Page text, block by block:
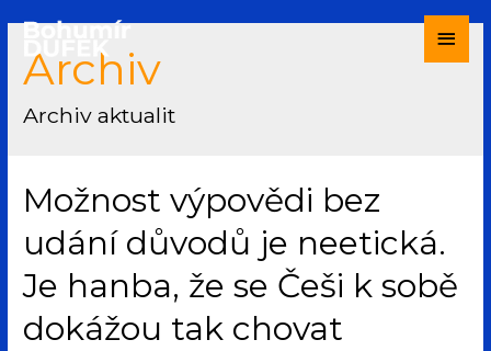
Archiv
Archiv aktualit
Možnost výpovědi bez
udání důvodů je neetická.
Je hanba, že se Češi k sobě
dokážou tak chovat